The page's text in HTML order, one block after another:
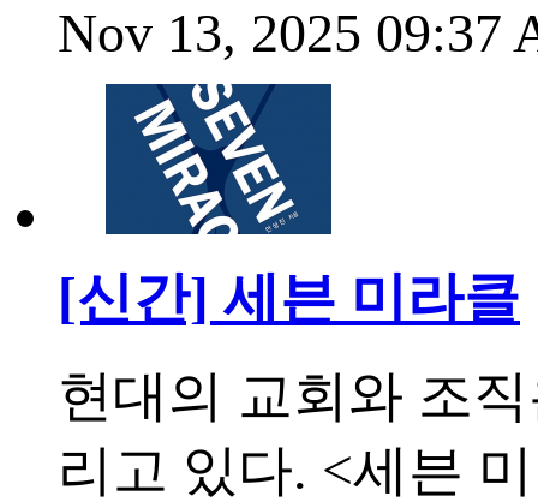
Nov 13, 2025 09:37
[신간] 세븐 미라클
현대의 교회와 조
리고 있다. <세븐